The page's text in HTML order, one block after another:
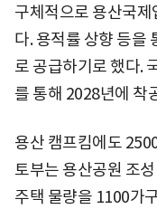
구체적으로 용산국
다. 용적률 상향 등을
로 공급하기로 했다.
를 통해 2028년에 착
용산 캠프킴에도
토부는 용산공원 조
주택 물량을 1100가